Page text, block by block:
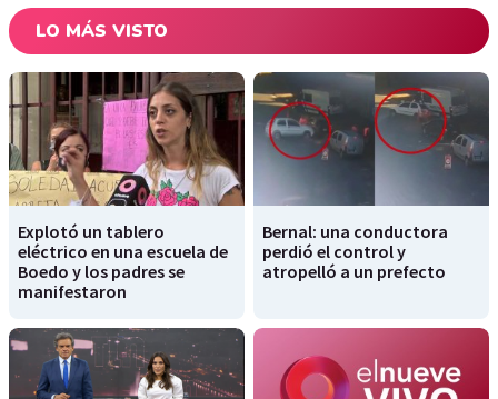
LO MÁS VISTO
Explotó un tablero
eléctrico en una escuela de
Boedo y los padres se
manifestaron
Bernal: una conductora
perdió el control y
atropelló a un prefecto